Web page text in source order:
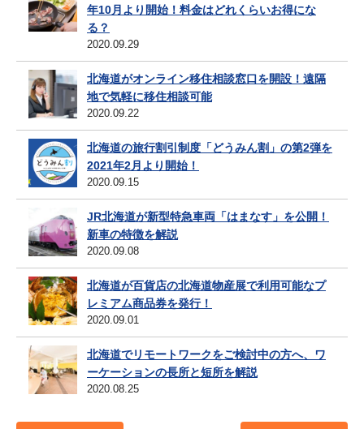
年10月より開始！料金はどれくらいお得にな
る？
2020.09.29
北海道がオンライン移住相談窓口を開設！遠隔
地で気軽に移住相談可能
2020.09.22
北海道の旅行割引制度「どうみん割」の第2弾を
2021年2月より開始！
2020.09.15
JR北海道が新型特急車両「はまなす」を公開！
新車の特徴を解説
2020.09.08
北海道が百貨店の北海道物産展で利用可能なプ
レミアム商品券を発行！
2020.09.01
北海道でリモートワークをご検討中の方へ、ワ
ーケーションの長所と短所を解説
2020.08.25